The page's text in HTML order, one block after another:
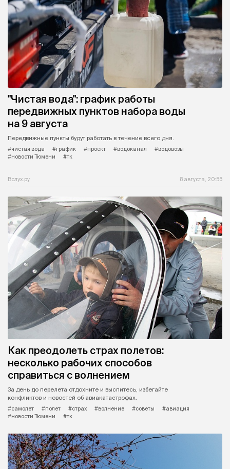
"Чистая вода": график работы
передвижных пунктов набора воды
на 9 августа
Передвижные пункты будут работать в течение всего дня.
#чистая вода
#график #проект #водоканал
#водовозы
#новости Тюмени
#тк
Вслух.ру 8 августа, 20:56
Как преодолеть страх полетов:
несколько рабочих способов
справиться с волнением
За день до перелета отдохните и выспитесь, избегайте
конфликтов и новостей об авиакатастрофах.
#самолет
#полет #страх #волнение #советы
#авиация
#новости Тюмени
#тк